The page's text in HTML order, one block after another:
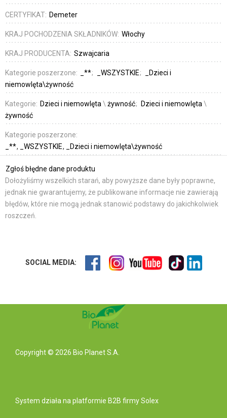
CERTYFIKAT: Demeter
KRAJ POCHODZENIA SKŁADNIKÓW: Włochy
KRAJ PRODUCENTA: Szwajcaria
Kategorie poszerzone: _** _WSZYSTKIE
_Dzieci i
niemowlęta\żywność
Kategorie: Dzieci i niemowlęta \ żywność Dzieci i niemowlęta \
żywność
Kategorie poszerzone:
_**
_WSZYSTKIE _Dzieci i niemowlęta\żywność
Zgłoś błędne dane produktu
Dołożyliśmy wszelkich starań, aby powyższe dane były poprawne,
jednak nie gwarantujemy, że publikowane informacje nie zawierają
błędów, które nie mogą jednak stanowić podstawy do jakichkolwiek
roszczeń.
SOCIAL MEDIA:
Copyright © 2026 Bio Planet S.A.
System działa na platformie B2B firmy Solex